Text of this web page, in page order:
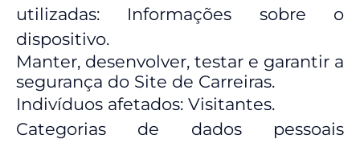
utilizadas: Informações sobre o
dispositivo.
Manter, desenvolver, testar e garantir a
segurança do Site de Carreiras.
Indivíduos afetados: Visitantes.
Categorias de dados pessoais